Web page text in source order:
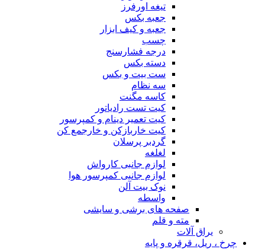
تیغه اورفرز
جعبه بکس
جعبه و کیف ابزار
چسب
درجه فشارسنج
دسته بکس
ست بیت و بکس
سه نظام
کاسه مگنت
کیت تست رادیاتور
کیت تعمیر دینام و کمپرسور
کیت خاربازکن و خارجمع کن
گردبر پرسلان
لغلغه
لوازم جانبی کارواش
لوازم جانبی کمپرسور هوا
نوک بیت آلن
واسطه
صفحه های برشی و سایشی
مته و قلم
یراق آلات
چرخ ، ریل، قرقره و پایه